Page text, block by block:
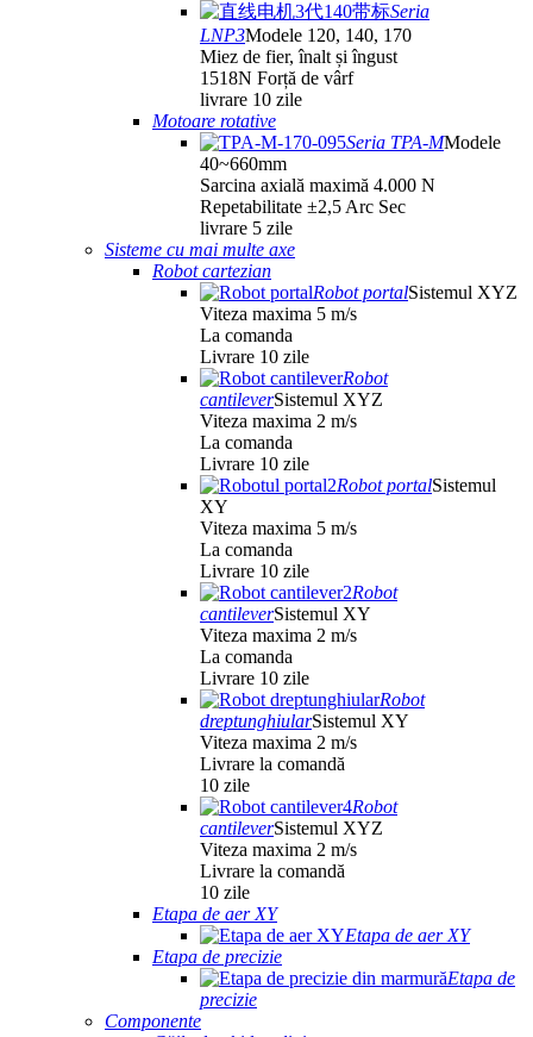
Seria
LNP3Modele 120, 140, 170
Miez de fier, înalt și îngust
1518N Forță de vârf
livrare 10 zile
Motoare rotative
Seria TPA-MModele
40~660mm
Sarcina axială maximă 4.000 N
Repetabilitate ±2,5 Arc Sec
livrare 5 zile
Sisteme cu mai multe axe
Robot cartezian
Robot portalSistemul XYZ
Viteza maxima 5 m/s
La comanda
Livrare 10 zile
Robot
cantileverSistemul XYZ
Viteza maxima 2 m/s
La comanda
Livrare 10 zile
Robot portalSistemul
XY
Viteza maxima 5 m/s
La comanda
Livrare 10 zile
Robot
cantileverSistemul XY
Viteza maxima 2 m/s
La comanda
Livrare 10 zile
Robot
dreptunghiularSistemul XY
Viteza maxima 2 m/s
Livrare la comandă
10 zile
Robot
cantileverSistemul XYZ
Viteza maxima 2 m/s
Livrare la comandă
10 zile
Etapa de aer XY
Etapa de aer XY
Etapa de precizie
Etapa de
precizie
Componente